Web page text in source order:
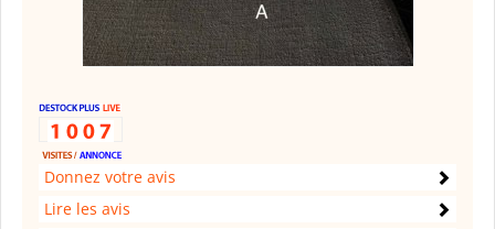
Donnez votre avis
Lire les avis